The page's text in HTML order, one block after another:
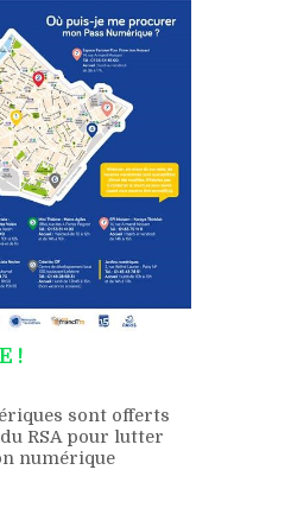
!
sont offerts
RSA pour lutter
numérique